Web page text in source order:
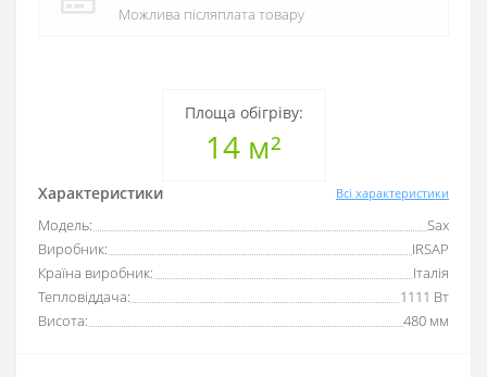
Площа обігріву:
14 м²
Характеристики Всі характеристики
Модель:
Sax
Виробник:
IRSAP
Країна виробник:
Італія
Тепловіддача:
1111 Вт
Висота:
480 мм
Можлива післяплата товару